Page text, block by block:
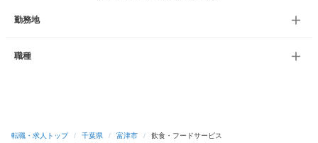
勤務地
職種
転職・求人トップ / 千葉県 / 富津市 / 飲食・フードサービス